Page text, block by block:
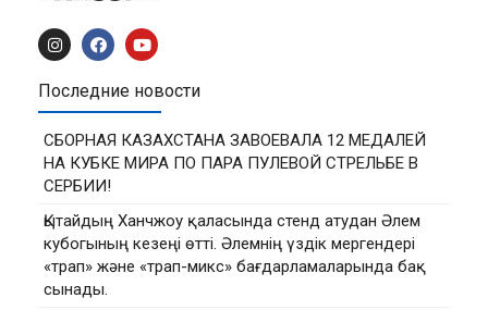
Последние новости
СБОРНАЯ КАЗАХСТАНА ЗАВОЕВАЛА 12 МЕДАЛЕЙ
НА КУБКЕ МИРА ПО ПАРА ПУЛЕВОЙ СТРЕЛЬБЕ В
СЕРБИИ!
Қытайдың Ханчжоу қаласында стенд атудан Әлем
кубогының кезеңі өтті. Әлемнің үздік мергендері
«трап» және «трап-микс» бағдарламаларында бақ
сынады.